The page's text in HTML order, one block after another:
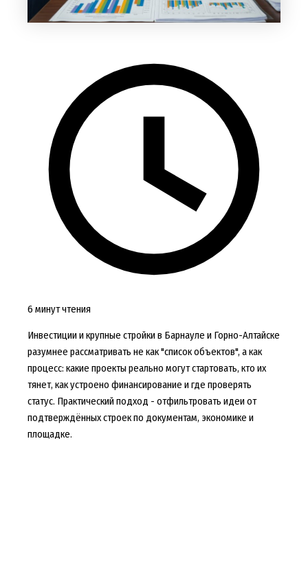
6 минут чтения
Инвестиции и крупные стройки в Барнауле и Горно-Алтайске
разумнее рассматривать не как "список объектов", а как
процесс: какие проекты реально могут стартовать, кто их
тянет, как устроено финансирование и где проверять
статус. Практический подход - отфильтровать идеи от
подтверждённых строек по документам, экономике и
площадке.